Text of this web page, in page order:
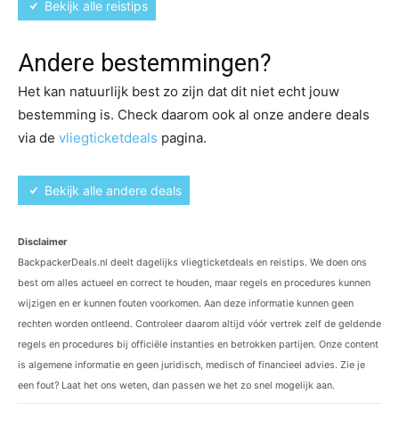
Bekijk alle reistips
Andere bestemmingen?
Het kan natuurlijk best zo zijn dat dit niet echt jouw
bestemming is. Check daarom ook al onze andere deals
via de vliegticketdeals pagina.
Bekijk alle andere deals
Disclaimer
BackpackerDeals.nl deelt dagelijks vliegticketdeals en reistips. We doen ons
best om alles actueel en correct te houden, maar regels en procedures kunnen
wijzigen en er kunnen fouten voorkomen. Aan deze informatie kunnen geen
rechten worden ontleend. Controleer daarom altijd vóór vertrek zelf de geldende
regels en procedures bij officiële instanties en betrokken partijen. Onze content
is algemene informatie en geen juridisch, medisch of financieel advies. Zie je
een fout? Laat het ons weten, dan passen we het zo snel mogelijk aan.